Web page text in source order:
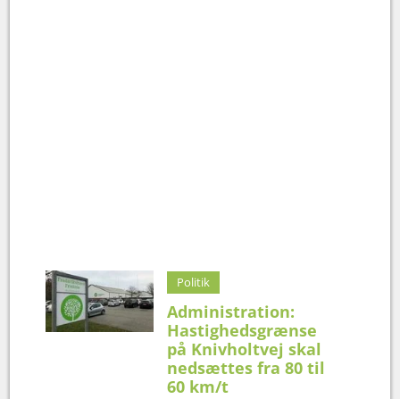
Politik
Administration:
Hastighedsgrænse
på Knivholtvej skal
nedsættes fra 80 til
60 km/t